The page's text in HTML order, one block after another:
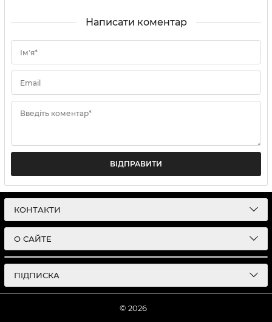
Написати коментар
Ім'я*
Email
Введіть коментар*
ВІДПРАВИТИ
КОНТАКТИ
О САЙТЕ
ПІДПИСКА
© 2026